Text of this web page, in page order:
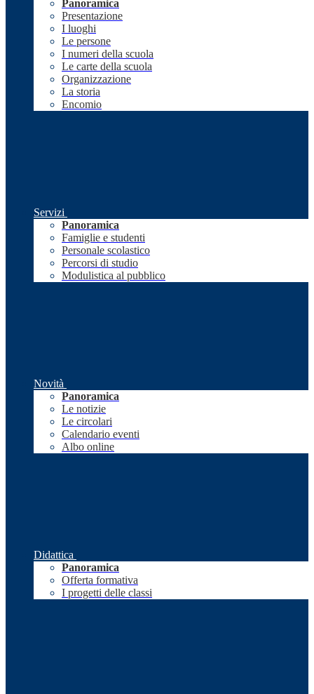
Panoramica
Presentazione
I luoghi
Le persone
I numeri della scuola
Le carte della scuola
Organizzazione
La storia
Encomio
Servizi
Panoramica
Famiglie e studenti
Personale scolastico
Percorsi di studio
Modulistica al pubblico
Novità
Panoramica
Le notizie
Le circolari
Calendario eventi
Albo online
Didattica
Panoramica
Offerta formativa
I progetti delle classi